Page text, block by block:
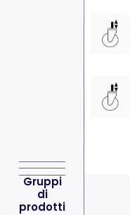
Gruppi
di
prodotti